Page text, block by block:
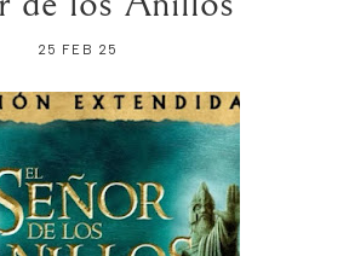
25 FEB 25